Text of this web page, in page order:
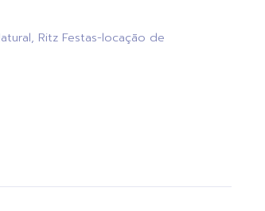
Ritz Festas-locação de